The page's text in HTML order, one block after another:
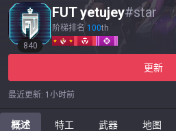
840
FUT yetujey#star
阶梯排名 100th
更新
最近更新: 1小时前
概述 特工 武器 地图